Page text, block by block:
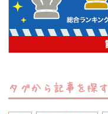
タグから記事を探す